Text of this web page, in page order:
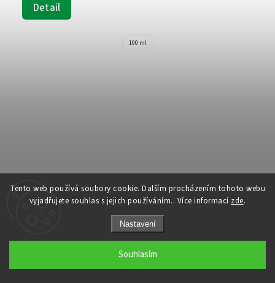
Tento web používá soubory cookie. Dalším procházením tohoto webu
vyjadřujete souhlas s jejich používáním.. Více informací zde.
Nastavení
Souhlasím
Detail
100 ml